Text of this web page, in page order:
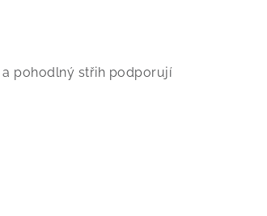
pohodlný střih podporují